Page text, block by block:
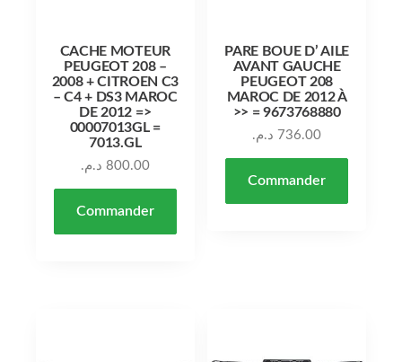
CACHE MOTEUR
PEUGEOT 208 –
2008 + CITROEN C3
– C4 + DS3 MAROC
DE 2012 =>
00007013GL =
7013.GL
800.00 د.م.
Commander
PARE BOUE D’ AILE
AVANT GAUCHE
PEUGEOT 208
MAROC DE 2012 À
>> = 9673768880
736.00 د.م.
Commander